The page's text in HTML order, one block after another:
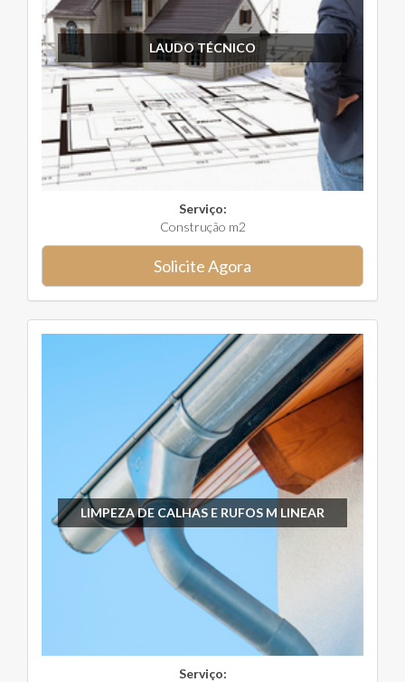
LAUDO TÉCNICO
Serviço:
Construção m2
Solicite Agora
LIMPEZA DE CALHAS E RUFOS M LINEAR
Serviço: